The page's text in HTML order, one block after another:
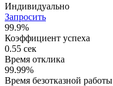
Индивидуально
Запросить
99.9%
Коэффициент успеха
0.55 сек
Время отклика
99.99%
Время безотказной работы